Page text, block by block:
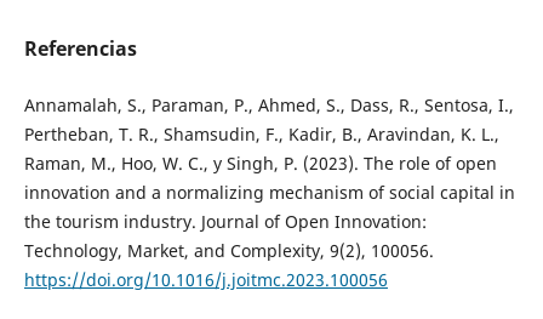
Referencias
Annamalah, S., Paraman, P., Ahmed, S., Dass, R., Sentosa, I.,
Pertheban, T. R., Shamsudin, F., Kadir, B., Aravindan, K. L.,
Raman, M., Hoo, W. C., y Singh, P. (2023). The role of open
innovation and a normalizing mechanism of social capital in
the tourism industry. Journal of Open Innovation:
Technology, Market, and Complexity, 9(2), 100056.
https://doi.org/10.1016/j.joitmc.2023.100056